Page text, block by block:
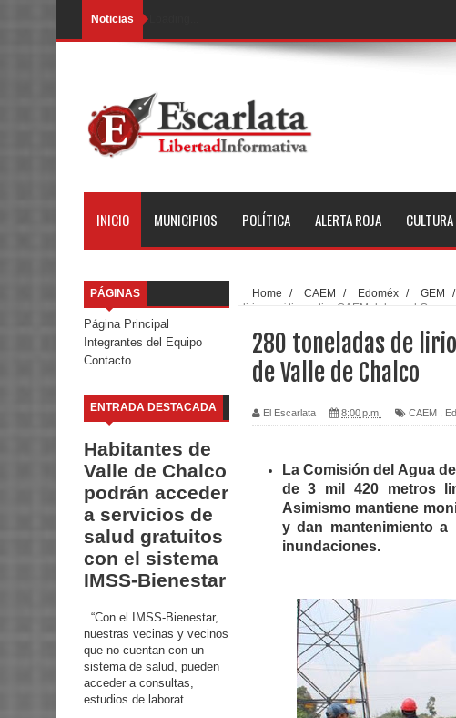
Noticias
INICIO MUNICIPIOS POLÍTICA ALERTA ROJA CULTURA
PÁGINAS
Página Principal
Integrantes del Equipo
Contacto
ENTRADA DESTACADA
Habitantes de
Valle de Chalco
podrán acceder
a servicios de
salud gratuitos
con el sistema
IMSS-Bienestar
“Con el IMSS-Bienestar,
nuestras vecinas y vecinos
que no cuentan con un
sistema de salud, pueden
acceder a consultas,
estudios de laborat...
Home / CAEM / Edoméx / GEM /
lirio acuático retira CAEM del canal
280 toneladas de
de Valle de Chalco
El Escarlata 8:00 p.m. CAEM
La Comisión del Agua
de 3 mil 420 metros
Asimismo mantiene
y dan mantenimiento
inundaciones.